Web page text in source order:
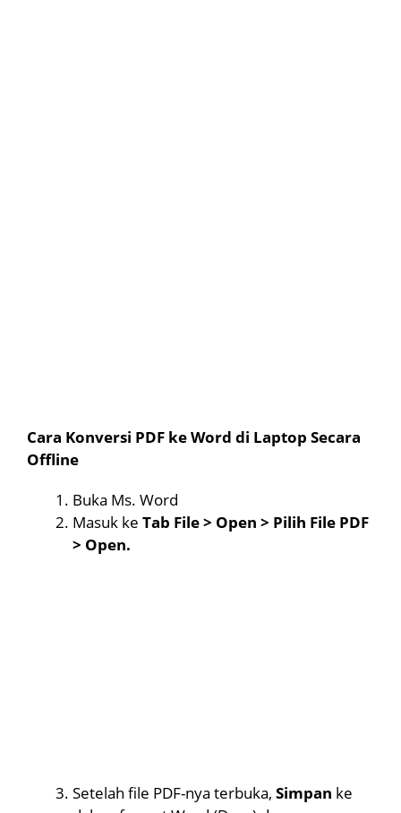
Cara Konversi PDF ke Word di Laptop Secara
Offline
Buka Ms. Word
Masuk ke Tab File > Open > Pilih File PDF
> Open.
Setelah file PDF-nya terbuka, Simpan ke